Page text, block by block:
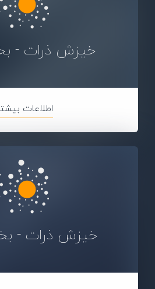
خیزش ذرات -
اطلاعات
خیزش ذرات -